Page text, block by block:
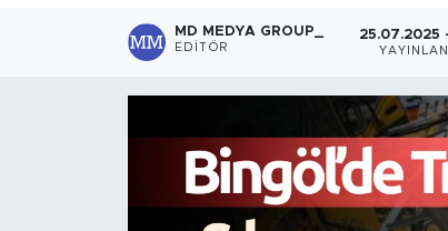
MD MEDYA GROUP_
EDITÖR
25.07.2025
Yayladere-Yedisu
Son Dakika Haberleri